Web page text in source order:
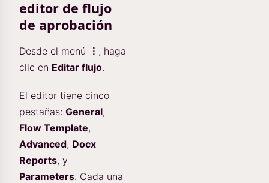
editor de flujo
de aprobación
Desde el menú ⋮ , haga
clic en Editar flujo.
El editor tiene cinco
pestañas: General,
Flow Template,
Advanced, Docx
Reports, y
Parameters. Cada una